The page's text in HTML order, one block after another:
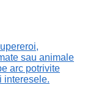
sau animale
arc potrivite
interesele.